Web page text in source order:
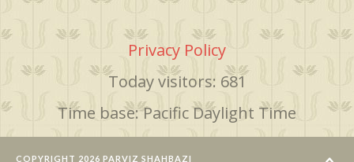
Privacy Policy
Today visitors: 681
Time base: Pacific Daylight Time
COPYRIGHT 2026 PARVIZ SHAHBAZI